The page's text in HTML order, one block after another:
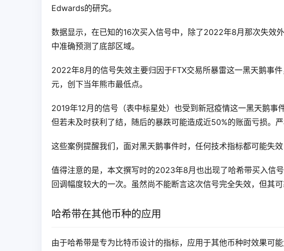
Edwards的研究。
数据显示，在已知的16次买入信号中，除了2022年8月那次失效
中准确预测了底部区域。
2022年8月的信号失效主要归因于FTX交易所暴雷这一黑天鹅事
元，创下当年熊市最低点。
2019年12月的信号（表中标星处）也受到新冠疫情这一黑天鹅事
但若未及时获利了结，随后的暴跌可能造成近50%的账面亏损。
这些案例提醒我们，面对黑天鹅事件时，任何技术指标都可能失
值得注意的是，本文撰写时的2023年8月也出现了哈希带买入信
回调幅度较大的一次。虽然尚不能断言这次信号完全失效，但其可
哈希带在其他币种的应用
由于哈希带是专为比特币设计的指标，应用于其他币种时效果可